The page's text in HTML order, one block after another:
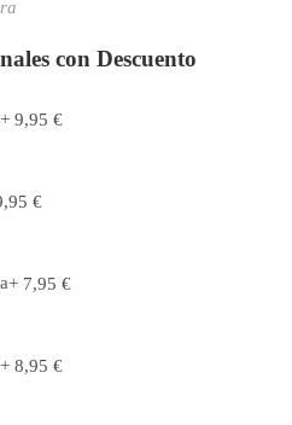
con Descuento
+ 9,95 €
€
+ 7,95 €
+ 8,95 €